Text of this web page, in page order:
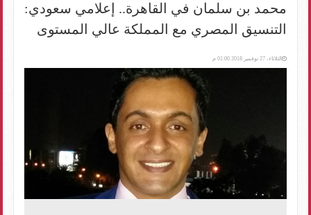
محمد بن سلمان في القاهرة.. إعلامي سعودي:
التنسيق المصري مع المملكة عالي المستوى
الثلاثاء، 27 نوفمبر 2018 01:00 م